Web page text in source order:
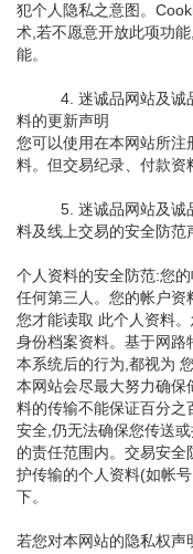
犯个人隐私之意图。
术,若不愿意开放此项功
能。
4. 迷诚品网站及诚品
料的更新声明
您可以使用在本网站所注
料。但交易纪录、付款资
5. 迷诚品网站及诚品
料及线上交易的安全防范
个人资料的安全防范:您
任何第三人。您的帐户
您才能读取 此个人资料
身份档案资料。基于网路
本系统后的行为,都视为
本网站会尽最大努力确保
料的传输不能保证百分
安全,仍无法确保您传送
的责任范围内。交易安
护传输的个人资料(如帐
下。
若您对本网站的隐私权声